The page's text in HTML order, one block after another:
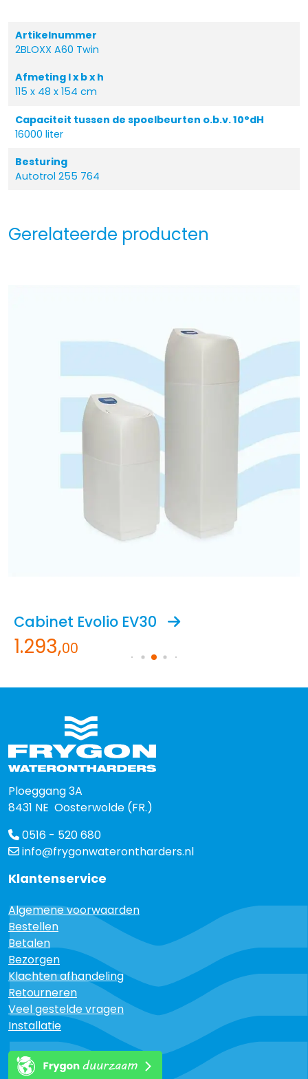
Artikelnummer
2BLOXX A60 Twin
Afmeting l x b x h
115 x 48 x 154 cm
Capaciteit tussen de spoelbeurten o.b.v. 10°dH
16000 liter
Besturing
Autotrol 255 764
Gerelateerde producten
Afbeelding Cabinet Evolio EV30
Cabinet Evolio EV30
1.293,00
Ploeggang 3A
8431 NE Oosterwolde (FR.)
0516 - 520 680
info@frygonwaterontharders.nl
Klantenservice
Algemene voorwaarden
Bestellen
Betalen
Bezorgen
Klachten afhandeling
Retourneren
Veel gestelde vragen
Installatie